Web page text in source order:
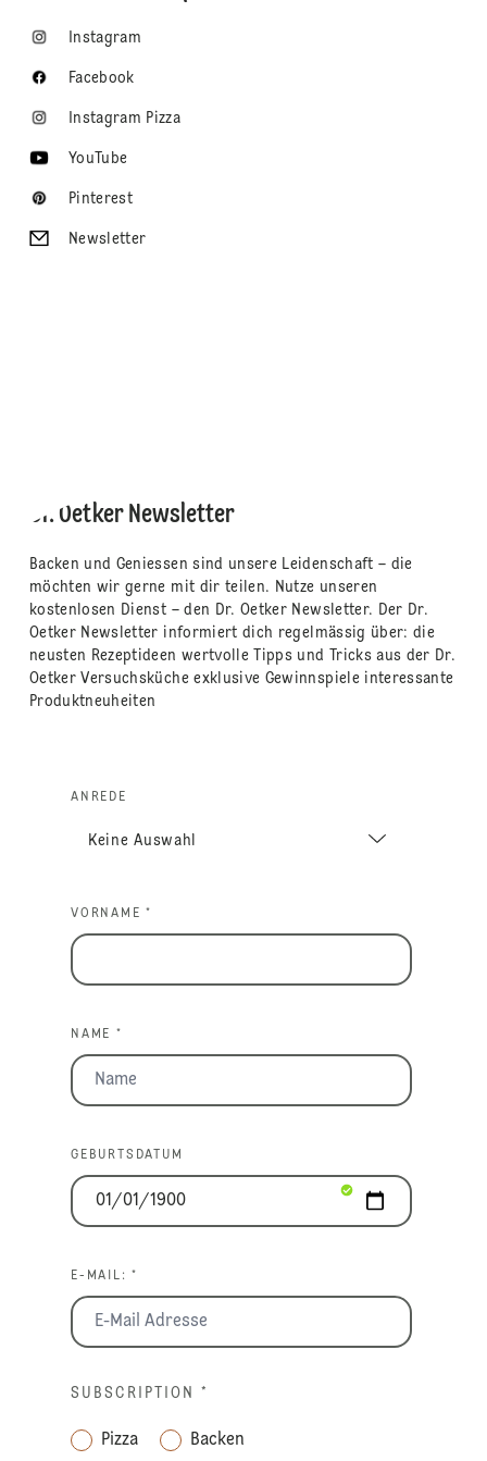
Instagram
Facebook
Instagram Pizza
YouTube
Pinterest
Newsletter
Dr. Oetker Newsletter
Backen und Geniessen sind unsere Leidenschaft – die
möchten wir gerne mit dir teilen. Nutze unseren
kostenlosen Dienst – den Dr. Oetker Newsletter. Der Dr.
Oetker Newsletter informiert dich regelmässig über: die
neusten Rezeptideen wertvolle Tipps und Tricks aus der Dr.
Oetker Versuchsküche exklusive Gewinnspiele interessante
Produktneuheiten
ANREDE
VORNAME *
NAME *
GEBURTSDATUM
E-MAIL: *
SUBSCRIPTION *
Pizza Backen